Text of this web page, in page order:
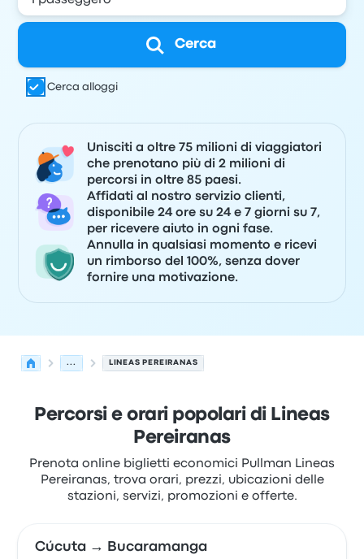
Cerca
Cerca alloggi
Unisciti a oltre 75 milioni di viaggiatori
che prenotano più di 2 milioni di
percorsi in oltre 85 paesi.
Affidati al nostro servizio clienti,
disponibile 24 ore su 24 e 7 giorni su 7,
per ricevere aiuto in ogni fase.
Annulla in qualsiasi momento e ricevi
un rimborso del 100%, senza dover
fornire una motivazione.
... LINEAS PEREIRANAS
Percorsi e orari popolari di Lineas
Pereiranas
Prenota online biglietti economici Pullman Lineas
Pereiranas, trova orari, prezzi, ubicazioni delle
stazioni, servizi, promozioni e offerte.
Cúcuta → Bucaramanga